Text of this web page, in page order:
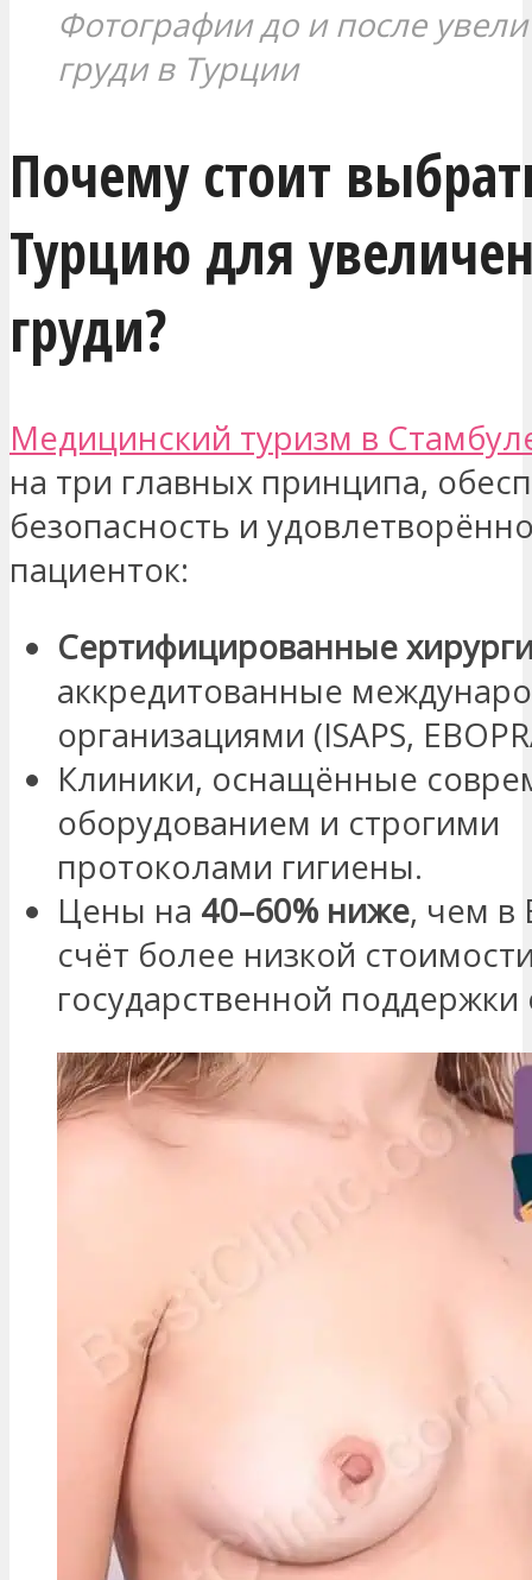
Фотографии до и после
груди в Турции
Почему стоит
Турцию для
груди?
Медицинский туризм в
на три главных принципа,
безопасность и
пациенток:
Сертифицированные
аккредитованные
организациями (ISAPS,
Клиники, оснащённые
оборудованием и строгими
протоколами гигиены.
Цены на 40–60% ниже, чем в
счёт более низкой
государственной поддержки